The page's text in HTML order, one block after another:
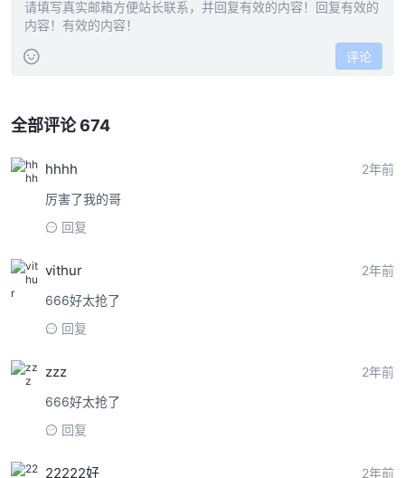
评论
全部评论 674
hhhh
2年前
厉害了我的哥
回复
vithur
2年前
666好太抢了
回复
zzz
2年前
666好太抢了
回复
22222好
2年前